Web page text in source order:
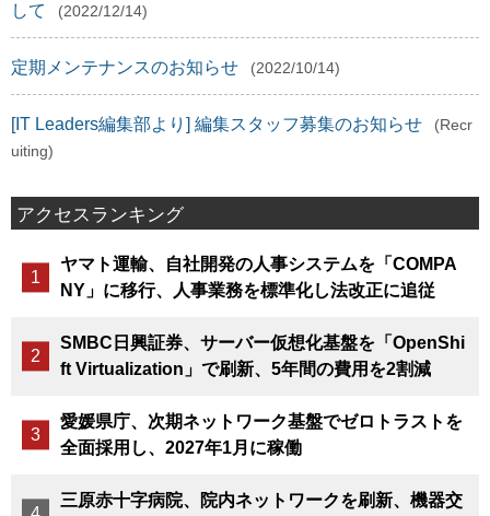
して
(2022/12/14)
定期メンテナンスのお知らせ (2022/10/14)
[IT Leaders編集部より] 編集スタッフ募集のお知らせ
(Recr
uiting)
アクセスランキング
ヤマト運輸、自社開発の人事システムを「COMPA
NY」に移行、人事業務を標準化し法改正に追従
SMBC日興証券、サーバー仮想化基盤を「OpenShi
ft Virtualization」で刷新、5年間の費用を2割減
愛媛県庁、次期ネットワーク基盤でゼロトラストを
全面採用し、2027年1月に稼働
三原赤十字病院、院内ネットワークを刷新、機器交